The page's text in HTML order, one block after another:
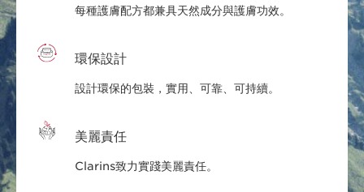
每種護膚配方都兼具天然成分與護膚功效。
環保設計
設計環保的包裝，實用、可靠、可持續。
美麗責任
Clarins致力實踐美麗責任。